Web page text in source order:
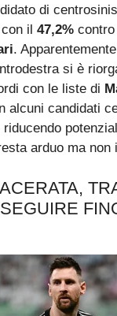
di
il 47,2% contro
.
si è
con le liste di
alcuni candidati
arduo ma non